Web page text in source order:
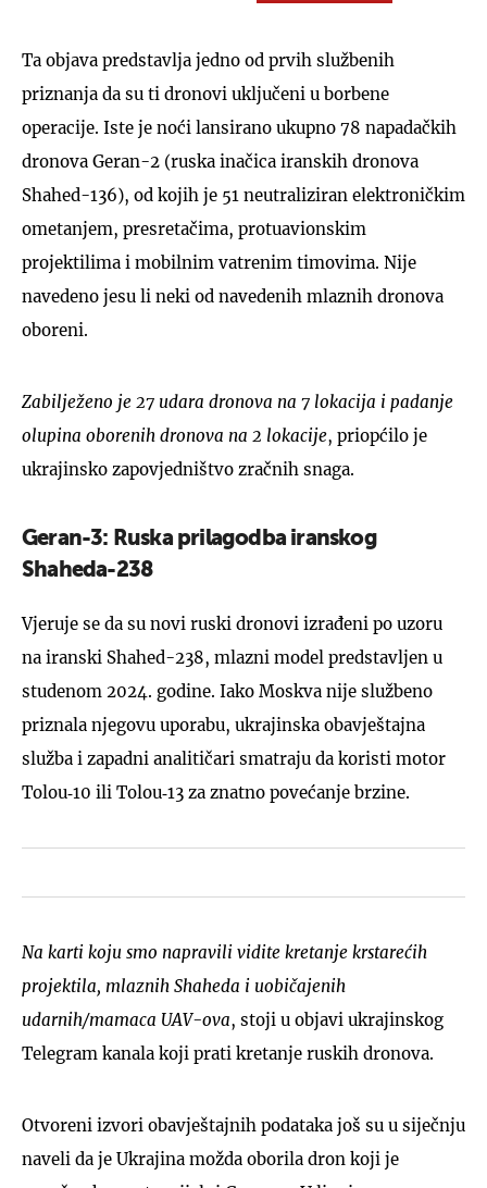
Ta objava predstavlja jedno od prvih službenih
priznanja da su ti dronovi uključeni u borbene
operacije. Iste je noći lansirano ukupno 78 napadačkih
dronova Geran-2 (ruska inačica iranskih dronova
Shahed-136), od kojih je 51 neutraliziran elektroničkim
ometanjem, presretačima, protuavionskim
projektilima i mobilnim vatrenim timovima. Nije
navedeno jesu li neki od navedenih mlaznih dronova
oboreni.
Zabilježeno je 27 udara dronova na 7 lokacija i padanje
olupina oborenih dronova na 2 lokacije, priopćilo je
ukrajinsko zapovjedništvo zračnih snaga.
Geran-3: Ruska prilagodba iranskog
Shaheda-238
Vjeruje se da su novi ruski dronovi izrađeni po uzoru
na iranski Shahed-238, mlazni model predstavljen u
studenom 2024. godine. Iako Moskva nije službeno
priznala njegovu uporabu, ukrajinska obavještajna
služba i zapadni analitičari smatraju da koristi motor
Tolou‑10 ili Tolou‑13 za znatno povećanje brzine.
Na karti koju smo napravili vidite kretanje krstarećih
projektila, mlaznih Shaheda i uobičajenih
udarnih/mamaca UAV-ova, stoji u objavi ukrajinskog
Telegram kanala koji prati kretanje ruskih dronova.
Otvoreni izvori obavještajnih podataka još su u siječnju
naveli da je Ukrajina možda oborila dron koji je